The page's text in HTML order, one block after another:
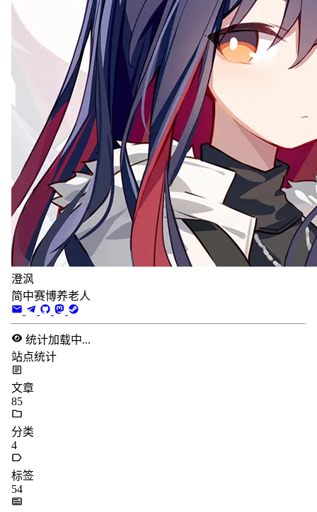
澄沨
简中赛博养老人
统计加载中...
站点统计
文章
85
分类
4
标签
54